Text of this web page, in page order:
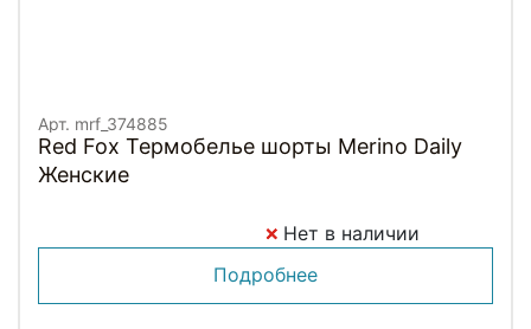
Арт. mrf_374885
Red Fox Термобелье шорты Merino Daily
Женские
Нет в наличии
Подробнее